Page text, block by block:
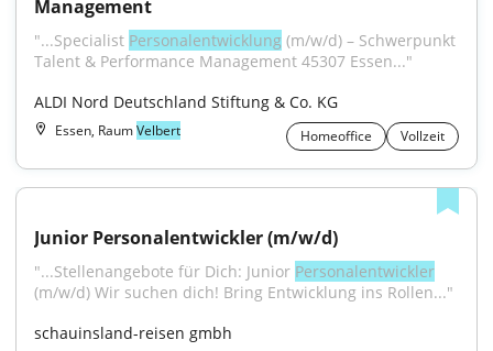
Management
"...Specialist Personalentwicklung (m/w/d) – Schwerpunkt
Talent & Performance Management 45307 Essen..."
ALDI Nord Deutschland Stiftung & Co. KG
Essen, RaumVelbert Homeoffice Vollzeit
Junior Personalentwickler (m/w/d)
"...Stellenangebote für Dich: Junior Personalentwickler
(m/w/d) Wir suchen dich! Bring Entwicklung ins Rollen..."
schauinsland-reisen gmbh